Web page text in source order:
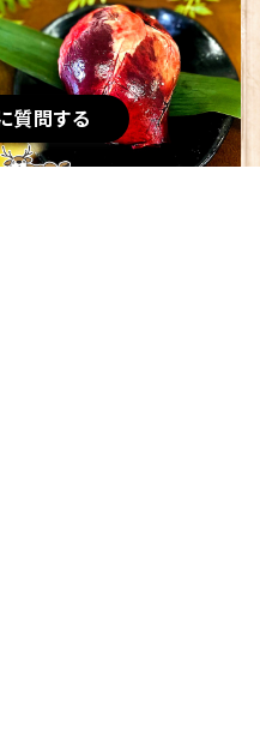
質問する